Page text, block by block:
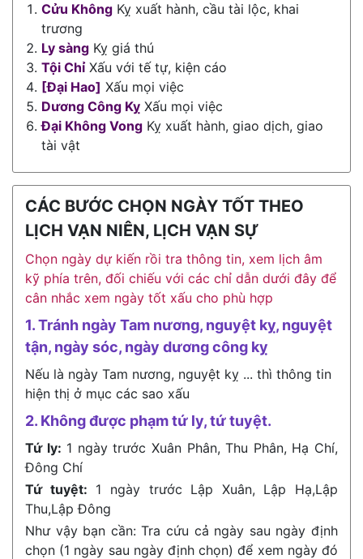
Cửu Không Kỵ xuất hành, cầu tài lộc, khai
trương
Ly sàng Kỵ giá thú
Tội ChỉXấu với tế tự, kiện cáo
[Đại Hao] Xấu mọi việc
Dương Công Kỵ Xấu mọi việc
Đại Không Vong Kỵ xuất hành, giao dịch, giao
tài vật
CÁC BƯỚC CHỌN NGÀY TỐT THEO
LỊCH VẠN NIÊN, LỊCH VẠN SỰ
Chọn ngày dự kiến rồi tra thông tin, xem lịch âm
kỹ phía trên, đối chiếu với các chỉ dẫn dưới đây để
cân nhắc xem ngày tốt xấu cho phù hợp
1. Tránh ngày Tam nương, nguyệt kỵ, nguyệt
tận, ngày sóc, ngày dương công kỵ
Nếu là ngày Tam nương, nguyệt kỵ ... thì thông tin
hiện thị ở mục các sao xấu
2. Không được phạm tứ ly, tứ tuyệt.
Tứ ly: 1 ngày trước Xuân Phân, Thu Phân, Hạ Chí,
Đông Chí
Tứ tuyệt: 1 ngày trước Lập Xuân, Lập Hạ,Lập
Thu,Lập Đông
Như vậy bạn cần: Tra cứu cả ngày sau ngày định
chọn (1 ngày sau ngày định chọn) để xem ngày đó